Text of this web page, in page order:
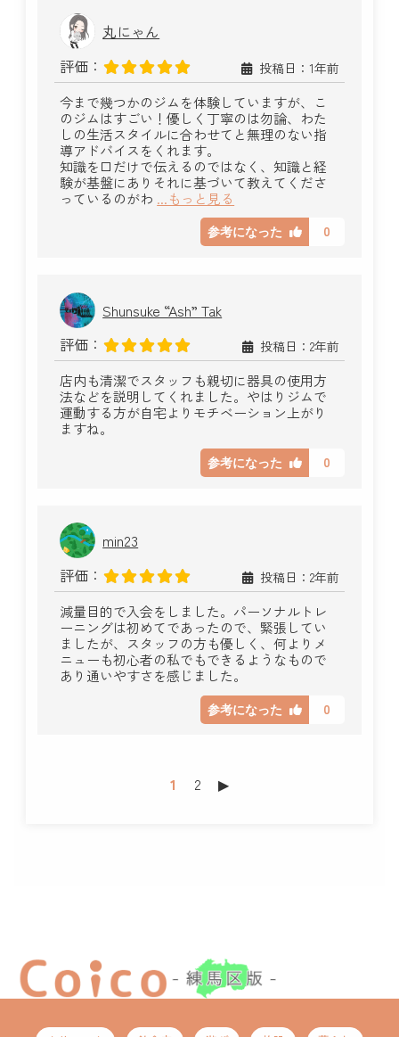
丸にゃん
評価：
投稿日：1年前
今まで幾つかのジムを体験していますが、こ
のジムはすごい！優しく丁寧のは勿論、わた
しの生活スタイルに合わせてと無理のない指
導アドバイスをくれます。
知識を口だけで伝えるのではなく、知識と経
験が基盤にありそれに基づいて教えてくださ
っているのがわ ...もっと見る
参考になった 0
Shunsuke “Ash” Tak
評価：
投稿日：2年前
店内も清潔でスタッフも親切に器具の使用方
法などを説明してくれました。やはりジムで
運動する方が自宅よりモチベーション上がり
ますね。
参考になった 0
min23
評価：
投稿日：2年前
減量目的で入会をしました。パーソナルトレ
ーニングは初めてであったので、緊張してい
ましたが、スタッフの方も優しく、何よりメ
ニューも初心者の私でもできるようなもので
あり通いやすさを感じました。
参考になった 0
1 2 ▶︎